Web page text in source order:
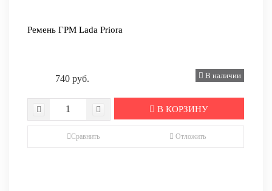
Ремень ГРМ Lada Priora
740 руб. В наличии
В КОРЗИНУ
Сравнить Отложить